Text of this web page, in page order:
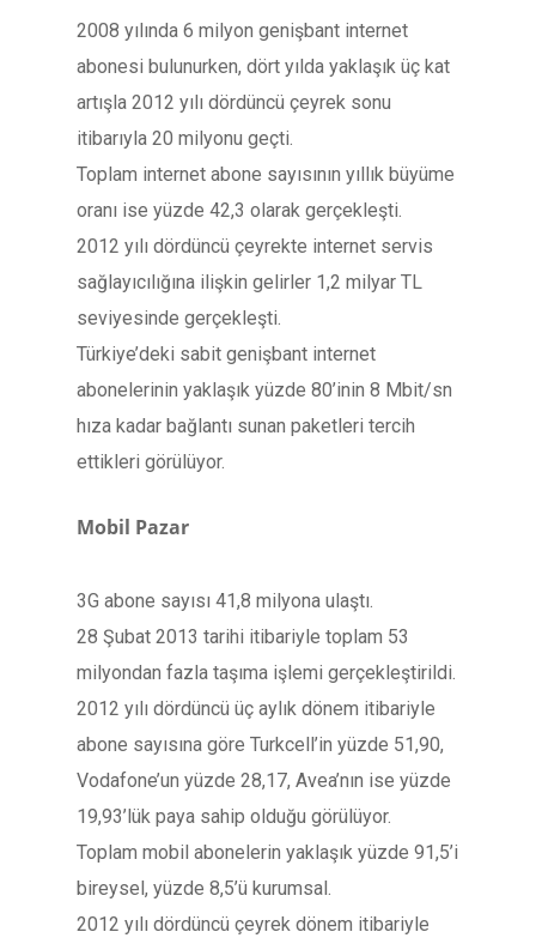
2008 yılında 6 milyon genişbant internet
abonesi bulunurken, dört yılda yaklaşık üç kat
artışla 2012 yılı dördüncü çeyrek sonu
itibarıyla 20 milyonu geçti.
Toplam internet abone sayısının yıllık büyüme
oranı ise yüzde 42,3 olarak gerçekleşti.
2012 yılı dördüncü çeyrekte internet servis
sağlayıcılığına ilişkin gelirler 1,2 milyar TL
seviyesinde gerçekleşti.
Türkiye’deki sabit genişbant internet
abonelerinin yaklaşık yüzde 80’inin 8 Mbit/sn
hıza kadar bağlantı sunan paketleri tercih
ettikleri görülüyor.
Mobil Pazar
3G abone sayısı 41,8 milyona ulaştı.
28 Şubat 2013 tarihi itibariyle toplam 53
milyondan fazla taşıma işlemi gerçekleştirildi.
2012 yılı dördüncü üç aylık dönem itibariyle
abone sayısına göre Turkcell’in yüzde 51,90,
Vodafone’un yüzde 28,17, Avea’nın ise yüzde
19,93’lük paya sahip olduğu görülüyor.
Toplam mobil abonelerin yaklaşık yüzde 91,5’i
bireysel, yüzde 8,5’ü kurumsal.
2012 yılı dördüncü çeyrek dönem itibariyle